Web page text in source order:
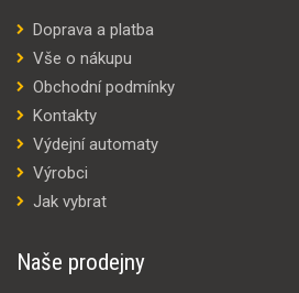
Doprava a platba
Vše o nákupu
Obchodní podmínky
Kontakty
Výdejní automaty
Výrobci
Jak vybrat
Naše prodejny